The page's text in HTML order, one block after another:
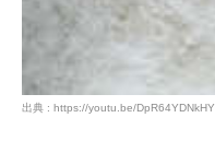
出典 : https://youtu.be/DpR64YDNkHY